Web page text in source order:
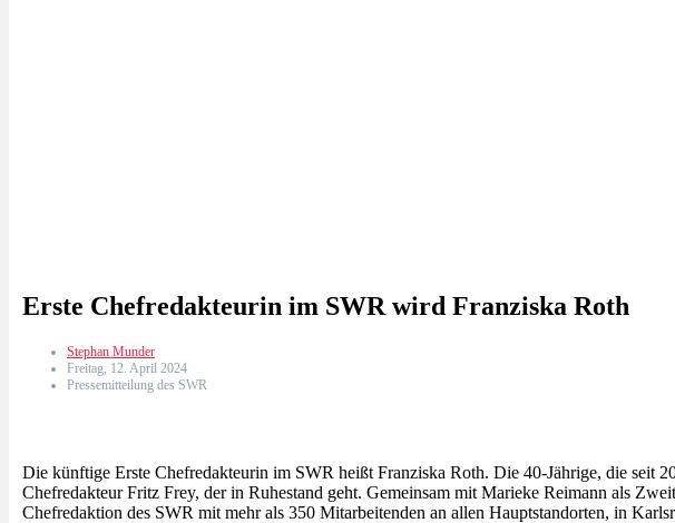
Erste Chefredakteurin im SWR wird Franziska Roth
Stephan Munder
Freitag, 12. April 2024
Pressemitteilung des SWR
Die künftige Erste Chefredakteurin im SWR heißt Franziska Roth. Die 40-Jährige, die seit
Chefredakteur Fritz Frey, der in Ruhestand geht. Gemeinsam mit Marieke Reimann als
Chefredaktion des SWR mit mehr als 350 Mitarbeitenden an allen Hauptstandorten, in